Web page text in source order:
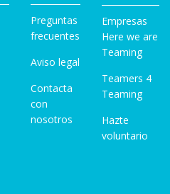
Preguntas
frecuentes
Aviso legal
Contacta
con
nosotros
Empresas
Here we are
Teaming
Teamers 4
Teaming
Hazte
voluntario